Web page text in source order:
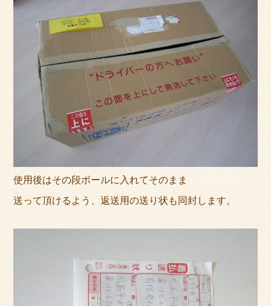
使用後はその段ボールに入れてそのまま
送って頂けるよう、返送用の送り状も同封します。